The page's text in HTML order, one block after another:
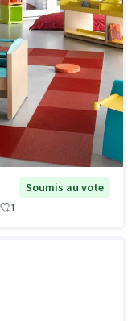
Soumis au vote
1